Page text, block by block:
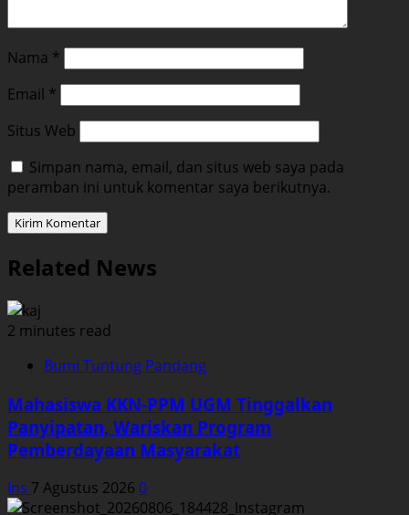
Nama *
Email *
Situs Web
Simpan nama, email, dan situs web saya pada
peramban ini untuk komentar saya berikutnya.
Related News
2 minutes read
Bumi Tuntung Pandang
Mahasiswa KKN-PPM UGM Tinggalkan
Panyipatan, Wariskan Program
Pemberdayaan Masyarakat
Ins 7 Agustus 2026 0